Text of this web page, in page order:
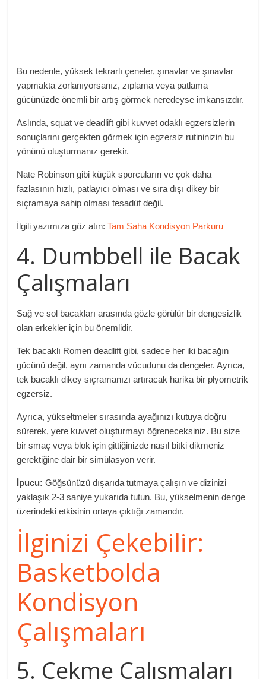
Bu nedenle, yüksek tekrarlı çeneler, şınavlar ve şınavlar
yapmakta zorlanıyorsanız, zıplama veya patlama
gücünüzde önemli bir artış görmek neredeyse imkansızdır.
Aslında, squat ve deadlift gibi kuvvet odaklı egzersizlerin
sonuçlarını gerçekten görmek için egzersiz rutininizin bu
yönünü oluşturmanız gerekir.
Nate Robinson gibi küçük sporcuların ve çok daha
fazlasının hızlı, patlayıcı olması ve sıra dışı dikey bir
sıçramaya sahip olması tesadüf değil.
İlgili yazımıza göz atın:Tam Saha Kondisyon Parkuru
4. Dumbbell ile Bacak
Çalışmaları
Sağ ve sol bacakları arasında gözle görülür bir dengesizlik
olan erkekler için bu önemlidir.
Tek bacaklı Romen deadlift gibi, sadece her iki bacağın
gücünü değil, aynı zamanda vücudunu da dengeler. Ayrıca,
tek bacaklı dikey sıçramanızı artıracak harika bir plyometrik
egzersiz.
Ayrıca, yükseltmeler sırasında ayağınızı kutuya doğru
sürerek, yere kuvvet oluşturmayı öğreneceksiniz. Bu size
bir smaç veya blok için gittiğinizde nasıl bitki dikmeniz
gerektiğine dair bir simülasyon verir.
İpucu: Göğsünüzü dışarıda tutmaya çalışın ve dizinizi
yaklaşık 2-3 saniye yukarıda tutun. Bu, yükselmenin denge
üzerindeki etkisinin ortaya çıktığı zamandır.
İlginizi Çekebilir:
Basketbolda
Kondisyon
Çalışmaları
5. Çekme Çalışmaları